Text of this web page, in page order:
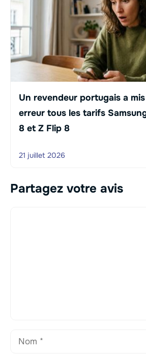
Un revendeur portugais a
erreur tous les tarifs
8 et Z Flip 8
21 juillet 2026
Partagez votre avis
Nom